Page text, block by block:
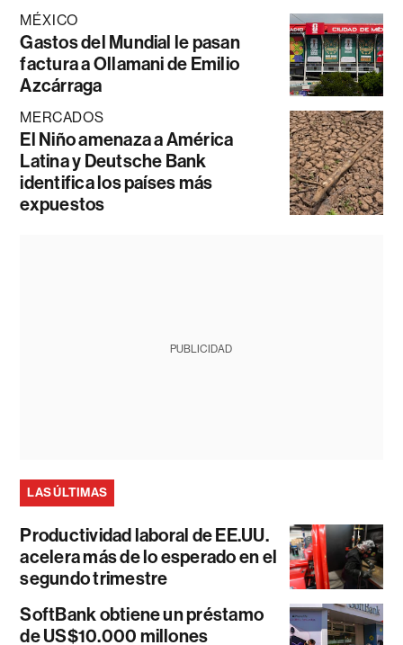
MÉXICO
Gastos del Mundial le pasan
factura a Ollamani de Emilio
Azcárraga
MERCADOS
El Niño amenaza a América
Latina y Deutsche Bank
identifica los países más
expuestos
PUBLICIDAD
LAS ÚLTIMAS
Productividad laboral de EE.UU.
acelera más de lo esperado en el
segundo trimestre
SoftBank obtiene un préstamo
de US$10.000 millones